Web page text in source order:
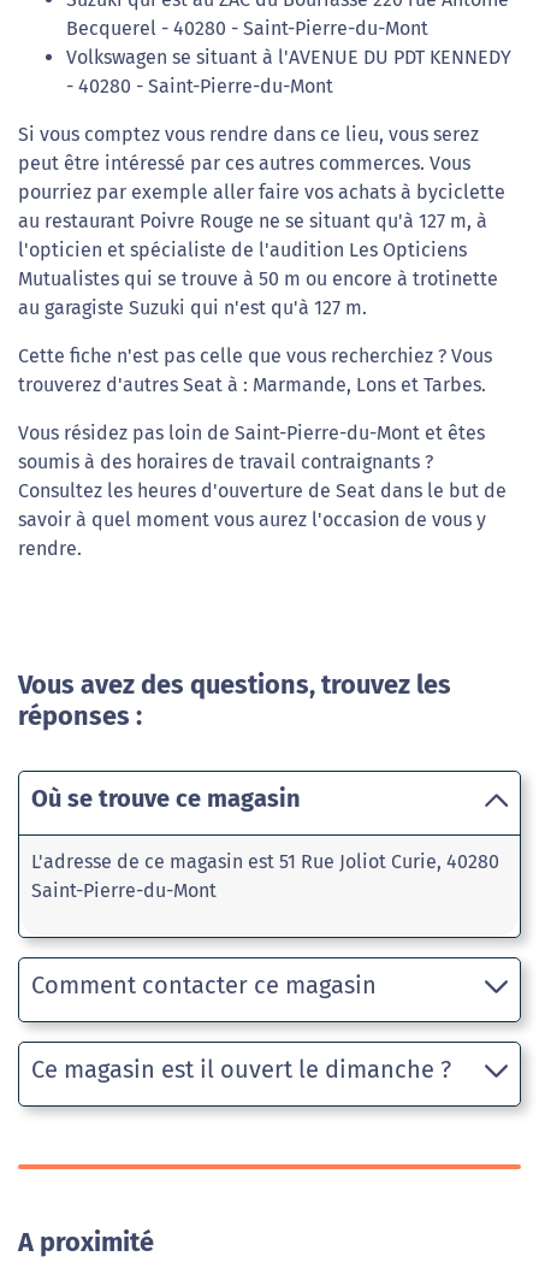
Becquerel - 40280 - Saint-Pierre-du-Mont
Volkswagen se situant à l'AVENUE DU PDT KENNEDY
- 40280 - Saint-Pierre-du-Mont
Si vous comptez vous rendre dans ce lieu, vous serez
peut être intéressé par ces autres commerces. Vous
pourriez par exemple aller faire vos achats à byciclette
au restaurant Poivre Rouge ne se situant qu'à 127 m, à
l'opticien et spécialiste de l'audition Les Opticiens
Mutualistes qui se trouve à 50 m ou encore à trotinette
au garagiste Suzuki qui n'est qu'à 127 m.
Cette fiche n'est pas celle que vous recherchiez ? Vous
trouverez d'autres Seat à : Marmande, Lons et Tarbes.
Vous résidez pas loin de Saint-Pierre-du-Mont et êtes
soumis à des horaires de travail contraignants ?
Consultez les heures d'ouverture de Seat dans le but de
savoir à quel moment vous aurez l'occasion de vous y
rendre.
Vous avez des questions, trouvez les
réponses :
Où se trouve ce magasin
L'adresse de ce magasin est 51 Rue Joliot Curie, 40280
Saint-Pierre-du-Mont
Comment contacter ce magasin
Ce magasin est il ouvert le dimanche ?
A proximité